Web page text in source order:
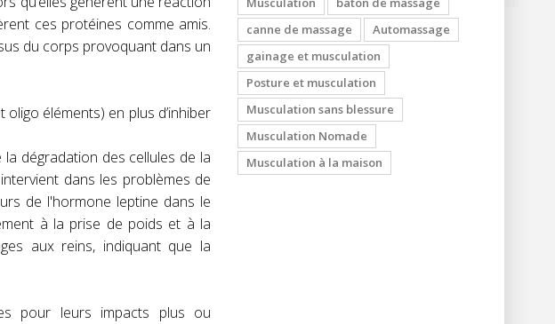
ces protéines comme amis.
du corps provoquant dans un
éléments) en plus d’inhiber
dégradation des cellules de la
dans les problèmes de
de l'hormone leptine dans le
à la prise de poids et à la
aux reins, indiquant que la
pour leurs impacts plus ou
canne de massage
Automassage
gainage et musculation
Posture et musculation
Musculation sans blessure
Musculation Nomade
Musculation à la maison